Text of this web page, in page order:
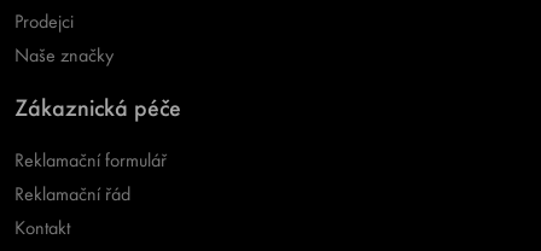
Prodejci
Naše značky
Zákaznická péče
Reklamační formulář
Reklamační řád
Kontakt